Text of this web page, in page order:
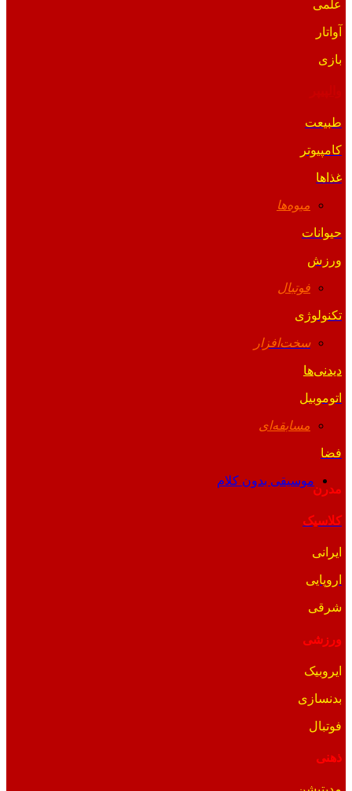
علمی
آواتار
بازی
طبیعت
کامپیوتر
غذاها
میوه‌ها
حیوانات
ورزش
فوتبال
تکنولوژی
سخت‌افزار
دیدنی‌ها
اتوموبیل
مسابقه‌ای
فضا
موسیقی بدون کلام
مدرن
کلاسیک
ایرانی
اروپایی
شرقی
ورزشی
ایروبیک
بدنسازی
فوتبال
ذهنی